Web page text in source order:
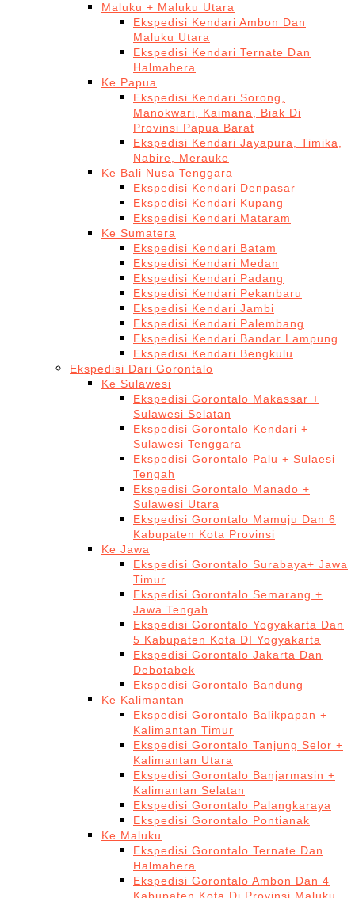
Maluku + Maluku Utara
Ekspedisi Kendari Ambon Dan
Maluku Utara
Ekspedisi Kendari Ternate Dan
Halmahera
Ke Papua
Ekspedisi Kendari Sorong,
Manokwari, Kaimana, Biak Di
Provinsi Papua Barat
Ekspedisi Kendari Jayapura, Timika,
Nabire, Merauke
Ke Bali Nusa Tenggara
Ekspedisi Kendari Denpasar
Ekspedisi Kendari Kupang
Ekspedisi Kendari Mataram
Ke Sumatera
Ekspedisi Kendari Batam
Ekspedisi Kendari Medan
Ekspedisi Kendari Padang
Ekspedisi Kendari Pekanbaru
Ekspedisi Kendari Jambi
Ekspedisi Kendari Palembang
Ekspedisi Kendari Bandar Lampung
Ekspedisi Kendari Bengkulu
Ekspedisi Dari Gorontalo
Ke Sulawesi
Ekspedisi Gorontalo Makassar +
Sulawesi Selatan
Ekspedisi Gorontalo Kendari +
Sulawesi Tenggara
Ekspedisi Gorontalo Palu + Sulaesi
Tengah
Ekspedisi Gorontalo Manado +
Sulawesi Utara
Ekspedisi Gorontalo Mamuju Dan 6
Kabupaten Kota Provinsi
Ke Jawa
Ekspedisi Gorontalo Surabaya+ Jawa
Timur
Ekspedisi Gorontalo Semarang +
Jawa Tengah
Ekspedisi Gorontalo Yogyakarta Dan
5 Kabupaten Kota DI Yogyakarta
Ekspedisi Gorontalo Jakarta Dan
Debotabek
Ekspedisi Gorontalo Bandung
Ke Kalimantan
Ekspedisi Gorontalo Balikpapan +
Kalimantan Timur
Ekspedisi Gorontalo Tanjung Selor +
Kalimantan Utara
Ekspedisi Gorontalo Banjarmasin +
Kalimantan Selatan
Ekspedisi Gorontalo Palangkaraya
Ekspedisi Gorontalo Pontianak
Ke Maluku
Ekspedisi Gorontalo Ternate Dan
Halmahera
Ekspedisi Gorontalo Ambon Dan 4